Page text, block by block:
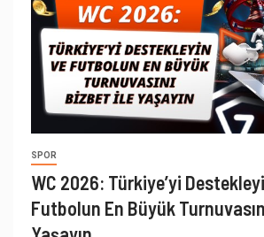
SPOR
WC 2026: Türkiye’yi
Futbolun En Büyük